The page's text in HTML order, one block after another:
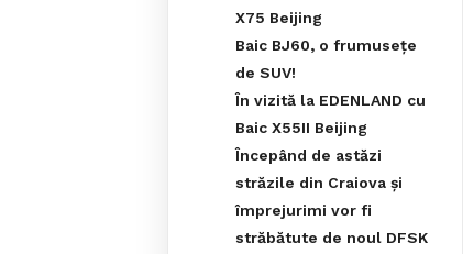
X75 Beijing
Baic BJ60, o frumusețe
de SUV!
În vizită la EDENLAND cu
Baic X55II Beijing
Începând de astăzi
străzile din Craiova și
împrejurimi vor fi
străbătute de noul DFSK